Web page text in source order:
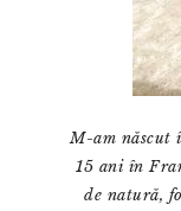
M-am născut
15 ani în
de natură,